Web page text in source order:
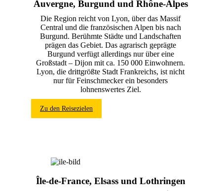
Auvergne, Burgund und Rhône-Alpes
Die Region reicht von Lyon, über das Massif
Central und die französischen Alpen bis nach
Burgund. Berühmte Städte und Landschaften
prägen das Gebiet. Das agrarisch geprägte
Burgund verfügt allerdings nur über eine
Großstadt – Dijon mit ca. 150 000 Einwohnern.
Lyon, die drittgrößte Stadt Frankreichs, ist nicht
nur für Feinschmecker ein besonders
lohnenswertes Ziel.
Zu den Reisezielen
Île-de-France, Elsass und Lothringen